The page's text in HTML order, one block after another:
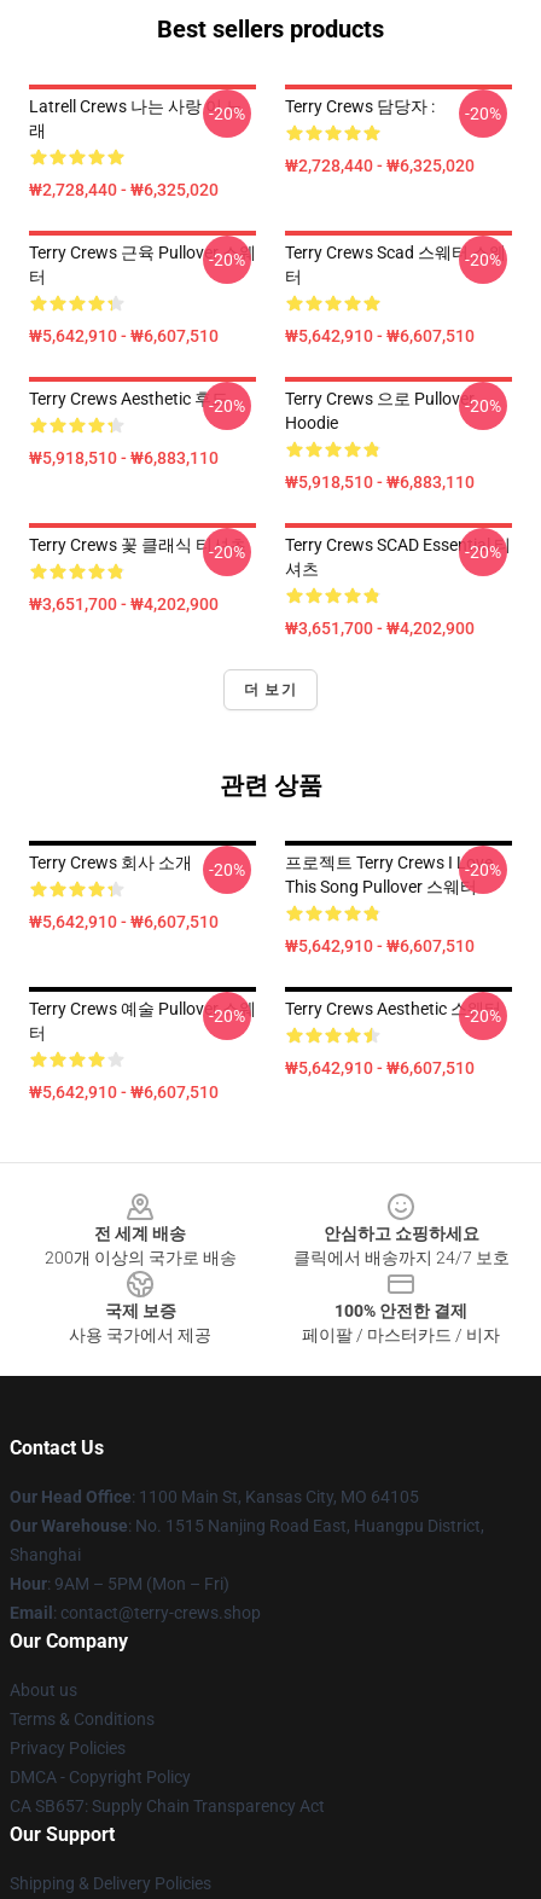
Best sellers products
Latrell Crews 나는 사랑 이 노
래
₩2,728,440 - ₩6,325,020
-20% Terry Crews 담당자 :
₩2,728,440 - ₩6,325,020
-20%
Terry Crews 근육 Pullover 스웨
터
₩5,642,910 - ₩6,607,510
-20%
Terry Crews Scad 스웨터 스웨
터
₩5,642,910 - ₩6,607,510
-20%
Terry Crews Aesthetic 후드
₩5,918,510 - ₩6,883,110
-20%
Terry Crews 으로 Pullover
Hoodie
₩5,918,510 - ₩6,883,110
-20%
Terry Crews 꽃 클래식 티셔츠
₩3,651,700 - ₩4,202,900
-20%
Terry Crews SCAD Essential 티
셔츠
₩3,651,700 - ₩4,202,900
-20%
더 보기
관련 상품
Terry Crews 회사 소개
₩5,642,910 - ₩6,607,510
-20%
프로젝트 Terry Crews I Love
This Song Pullover 스웨터
₩5,642,910 - ₩6,607,510
-20%
Terry Crews 예술 Pullover 스웨
터
₩5,642,910 - ₩6,607,510
-20% Terry Crews Aesthetic 스웨터
₩5,642,910 - ₩6,607,510
-20%
전 세계 배송
200개 이상의 국가로 배송
안심하고 쇼핑하세요
클릭에서 배송까지 24/7 보호
국제 보증
사용 국가에서 제공
100% 안전한 결제
페이팔 / 마스터카드 / 비자
Contact Us
Our Head Office: 1100 Main St, Kansas City, MO 64105
Our Warehouse: No. 1515 Nanjing Road East, Huangpu District,
Shanghai
Hour: 9AM – 5PM (Mon – Fri)
Email : contact@terry-crews.shop
Our Company
About us
Terms & Conditions
Privacy Policies
DMCA - Copyright Policy
CA SB657: Supply Chain Transparency Act
Our Support
Shipping & Delivery Policies